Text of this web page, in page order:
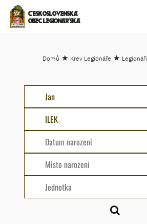
ČESKOSLOVENSKÁ
OBEC LEGIONÁŘSKÁ
Domů ★ Krev Legionáře ★ Legionáři